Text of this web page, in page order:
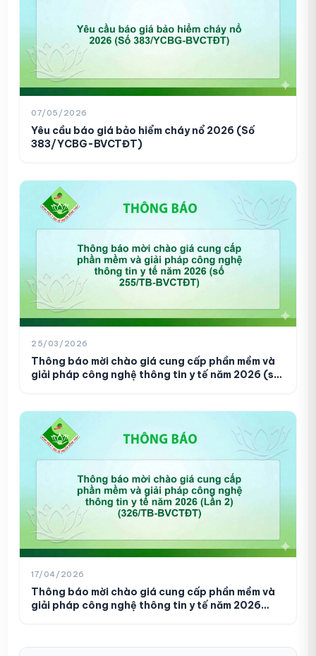
07/05/2026
Yêu cầu báo giá bảo hiểm cháy nổ 2026 (Số
383/YCBG-BVCTĐT)
25/03/2026
Thông báo mời chào giá cung cấp phần mềm và
giải pháp công nghệ thông tin y tế năm 2026 (số
17/04/2026
Thông báo mời chào giá cung cấp phần mềm và
giải pháp công nghệ thông tin y tế năm 2026
01 chữa bệnh (210/DS-BVCTĐT)
02
Danh sách người thực hành khám
bệnh, chữa bệnh (138/DS-BVCTĐT)
06/02/2026
03
Danh sách người thực hành khám
06/02/2026
01 (Số 701/YCBG-BVCTĐT)